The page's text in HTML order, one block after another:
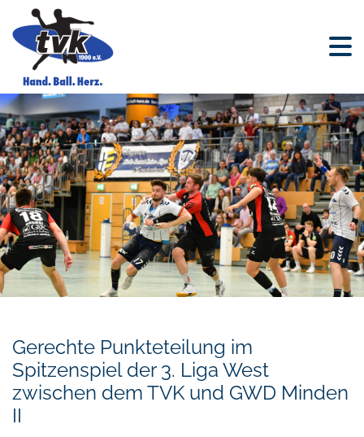
Gerechte Punkteteilung im
Spitzenspiel der 3. Liga West
zwischen dem TVK und GWD Minden
II